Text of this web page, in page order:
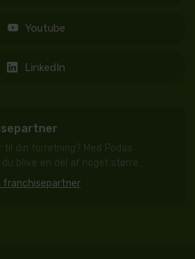
Youtube
LinkedIn
din forretning? Med Podas
blive en del af noget større.
franchisepartner